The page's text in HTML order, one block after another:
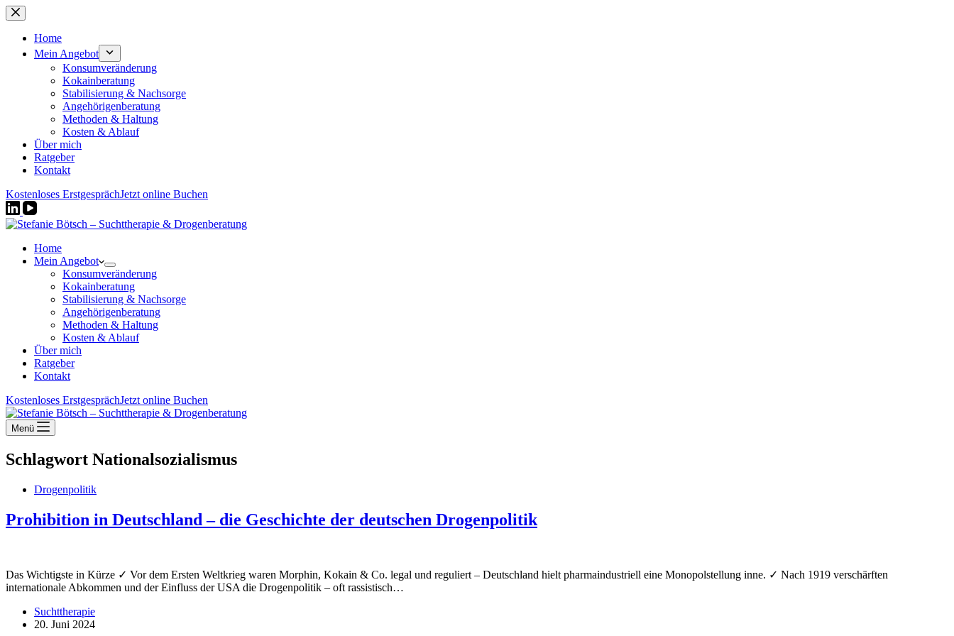
Zum
Inhalt
springenHome
Mein Angebot
Konsumveränderung
Kokainberatung
Stabilisierung & Nachsorge
Angehörigenberatung
Methoden & Haltung
Kosten & Ablauf
Über mich
Ratgeber
Kontakt
Kostenloses ErstgesprächJetzt online Buchen
Home
Mein Angebot
Konsumveränderung
Kokainberatung
Stabilisierung & Nachsorge
Angehörigenberatung
Methoden & Haltung
Kosten & Ablauf
Über mich
Ratgeber
Kontakt
Kostenloses ErstgesprächJetzt online Buchen
Menü
Schlagwort Nationalsozialismus
Drogenpolitik
Prohibition in Deutschland – die Geschichte der deutschen Drogenpolitik
Das Wichtigste in Kürze ✓ Vor dem Ersten Weltkrieg waren Morphin, Kokain & Co. legal und reguliert – Deutschland hielt pharmaindustriell eine Monopolstellung inne. ✓ Nach 1919 verschärften
internationale Abkommen und der Einfluss der USA die Drogenpolitik – oft rassistisch…
Suchttherapie
20. Juni 2024